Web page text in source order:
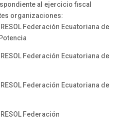
al ejercicio fiscal
organizaciones:
Federación Ecuatoriana de
Federación Ecuatoriana de
Federación Ecuatoriana de
Federación